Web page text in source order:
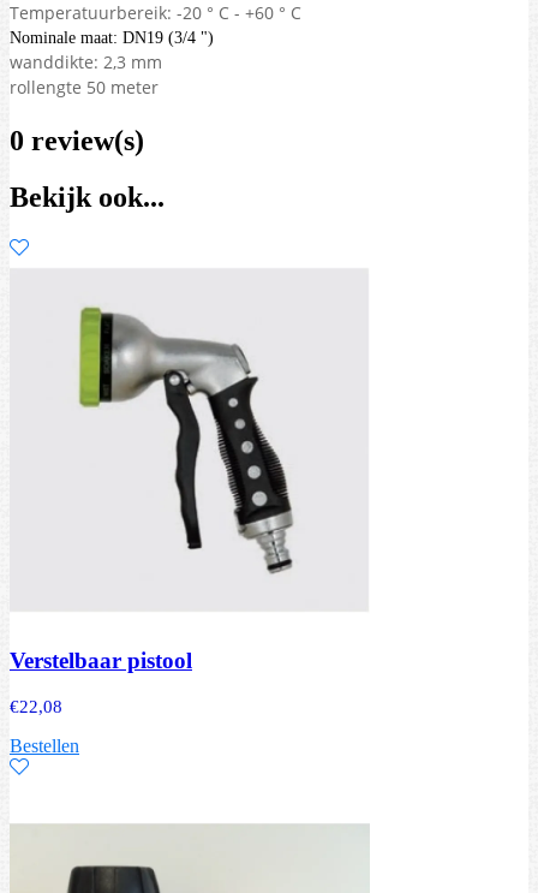
Temperatuurbereik: -20 ° C - +60 ° C
Nominale maat: DN19 (3/4 ")
wanddikte: 2,3 mm
rollengte 50 meter
0 review(s)
Bekijk ook...
Verstelbaar pistool
€22,08
Bestellen